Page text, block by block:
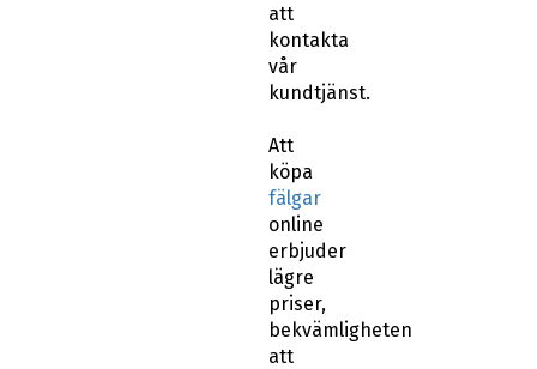
att
kontakta
vår
kundtjänst.
Att
köpa
fälgar
online
erbjuder
lägre
priser,
bekvämligheten
att